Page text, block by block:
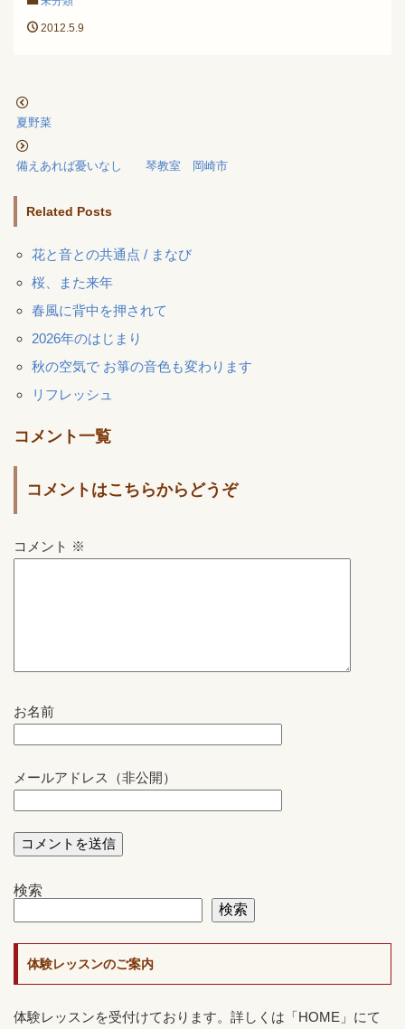
2012.5.9
夏野菜
備えあれば憂いなし 琴教室 岡崎市
Related Posts
花と音との共通点 / まなび
桜、また来年
春風に背中を押されて
2026年のはじまり
秋の空気で お箏の音色も変わります
リフレッシュ
コメント一覧
コメントはこちらからどうぞ
コメント ※
お名前
メールアドレス（非公開）
検索
検索
体験レッスンのご案内
体験レッスンを受付けております。詳しくは「HOME」にて